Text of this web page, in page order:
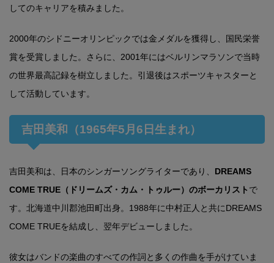
してのキャリアを積みました。
2000年のシドニーオリンピックでは金メダルを獲得し、国民栄誉
賞を受賞しました。さらに、2001年にはベルリンマラソンで当時
の世界最高記録を樹立しました。引退後はスポーツキャスターと
して活動しています。
吉田美和（1965年5月6日生まれ）
吉田美和は、日本のシンガーソングライターであり、 DREAMS
COME TRUE（ドリームズ・カム・トゥルー）のボーカリスト で
す。北海道中川郡池田町出身。1988年に中村正人と共にDREAMS
COME TRUEを結成し、翌年デビューしました。
彼女はバンドの楽曲のすべての作詞と多くの作曲を手がけていま